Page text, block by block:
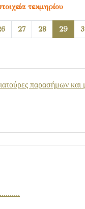
τεκμηρίου
27 28 29
παρασήμων και